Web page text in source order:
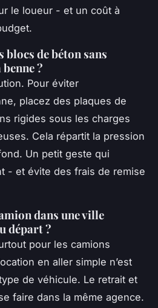
le loueur - et un coût à
blocs de béton sans
?
Pour éviter
placez des plaques de
rigides sous les charges
Cela répartit la pression
Un petit geste qui
- et évite des frais de remise
dans une ville
départ ?
pour les camions
en aller simple n’est
de véhicule. Le retrait et
faire dans la même agence.